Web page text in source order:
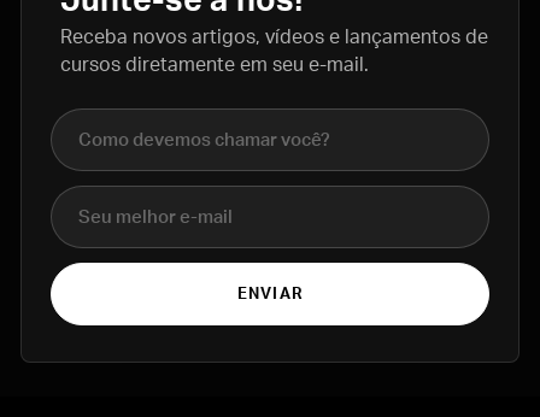
Receba novos artigos, vídeos e lançamentos de
cursos diretamente em seu e-mail.
Nome completo
E-mail
ENVIAR